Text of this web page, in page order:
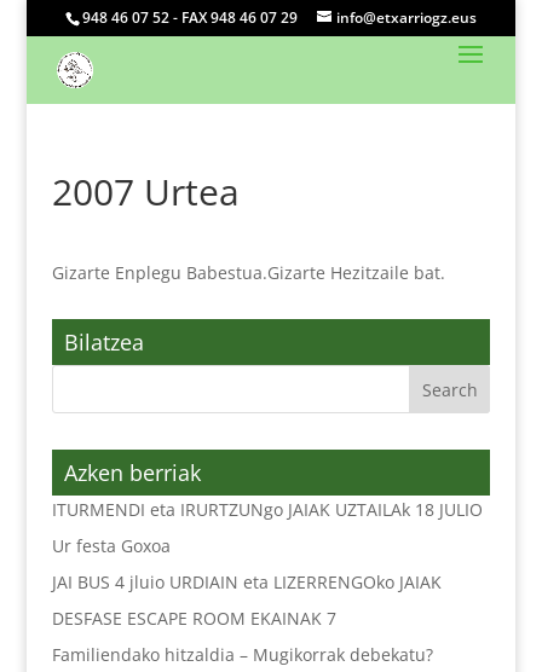
948 46 07 52 - FAX 948 46 07 29 info@etxarriogz.eus
2007 Urtea
Gizarte Enplegu Babestua.Gizarte Hezitzaile bat.
Bilatzea
Azken berriak
ITURMENDI eta IRURTZUNgo JAIAK UZTAILAk 18 JULIO
Ur festa Goxoa
JAI BUS 4 jluio URDIAIN eta LIZERRENGOko JAIAK
DESFASE ESCAPE ROOM EKAINAK 7
Familiendako hitzaldia – Mugikorrak debekatu?